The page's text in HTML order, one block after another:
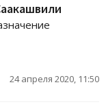
24 апреля 2020, 11:50